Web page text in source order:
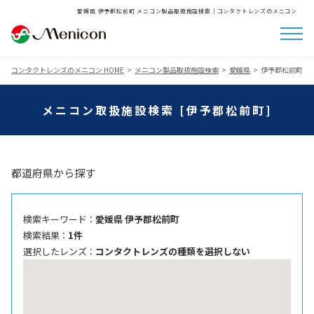
愛媛県 伊予郡松前町 メニコン製品取扱施設検索│コンタクトレンズのメニコン
コンタクトレンズのメニコン HOME メニコン製品取扱施設検索 愛媛県 伊予郡松前町
メニコン取扱施設検索 [伊予郡松前町]
都道府県から探す
検索キーワード ： 愛媛県 伊予郡松前町
検索結果 ： 1件
選択したレンズ ： コンタクトレンズの種類を選択しない